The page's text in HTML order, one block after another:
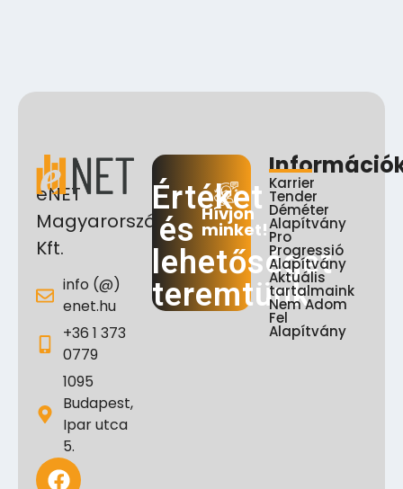
eNET
Magyarország
Kft.
info (@)
enet.hu
+36 1 373
0779
1095
Budapest,
Ipar utca
5.
Értéket
és
lehetőséget
teremtünk
Hívjon
minket!
Karrier
Tender
Déméter
Alapítvány
Pro
Progressió
Alapítvány
Aktuális
tartalmaink
Nem Adom
Fel
Alapítvány